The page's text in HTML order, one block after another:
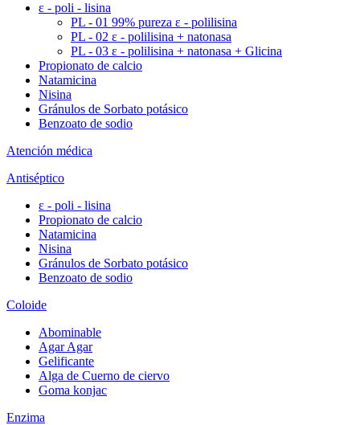
ε - poli - lisina
PL - 01 99% pureza ε - polilisina
PL - 02 ε - polilisina + natonasa
PL - 03 ε - polilisina + natonasa + Glicina
Propionato de calcio
Natamicina
Nisina
Gránulos de Sorbato potásico
Benzoato de sodio
Atención médica
Antiséptico
ε - poli - lisina
Propionato de calcio
Natamicina
Nisina
Gránulos de Sorbato potásico
Benzoato de sodio
Coloide
Abominable
Agar Agar
Gelificante
Alga de Cuerno de ciervo
Goma konjac
Enzima